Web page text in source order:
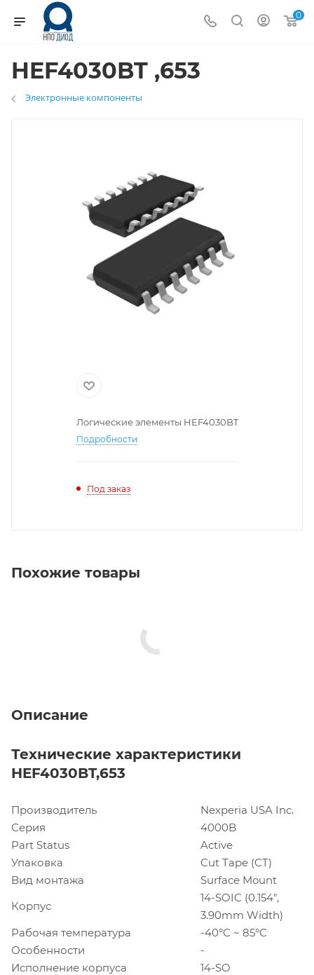
0
HEF4030BT ,653
Электронные компоненты
Логические элементы HEF4030BT
Подробности
Под заказ
Похожие товары
Описание
Технические характеристики
HEF4030BT,653
Производитель
Nexperia USA Inc.
Серия
4000B
Part Status
Active
Упаковка
Cut Tape (CT)
Вид монтажа
Surface Mount
Корпус
14-SOIC (0.154",
3.90mm Width)
Рабочая температура
-40°C ~ 85°C
Особенности
-
Исполнение корпуса
14-SO